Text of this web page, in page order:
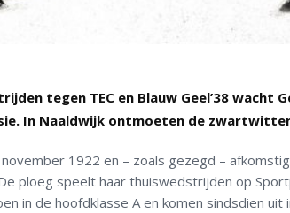
tegen TEC en Blauw Geel’38 wacht
In Naaldwijk ontmoeten de
1922 en – zoals gezegd –
ploeg speelt haar thuiswedstrijden op
in de hoofdklasse A en komen sindsdien uit